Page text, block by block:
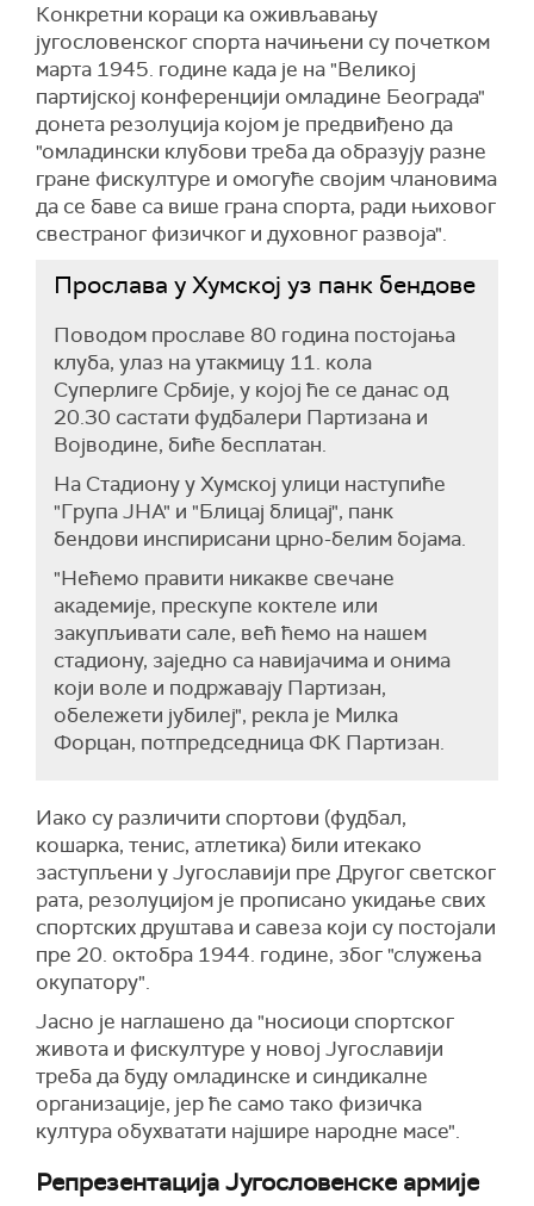
Конкретни кораци ка оживљавању
југословенског спорта начињени су почетком
марта 1945. године када је на "Великој
партијској конференцији омладине Београда"
донета резолуција којом је предвиђено да
"омладински клубови треба да образују разне
гране фискултуре и омогуће својим члановима
да се баве са више грана спорта, ради њиховог
свестраног физичког и духовног развоја".
Прослава у Хумској уз панк бендове
Поводом прославе 80 година постојања
клуба, улаз на утакмицу 11. кола
Суперлиге Србије, у којој ће се данас од
20.30 састати фудбалери Партизана и
Војводине, биће бесплатан.
На Стадиону у Хумској улици наступиће
"Група ЈНА" и "Блицај блицај", панк
бендови инспирисани црно-белим бојама.
"Нећемо правити никакве свечане
академије, прескупе коктеле или
закупљивати сале, већ ћемо на нашем
стадиону, заједно са навијачима и онима
који воле и подржавају Партизан,
обележети јубилеј", рекла је Милка
Форцан, потпредседница ФК Партизан.
Иако су различити спортови (фудбал,
кошарка, тенис, атлетика) били итекако
заступљени у Југославији пре Другог светског
рата, резолуцијом је прописано укидање свих
спортских друштава и савеза који су постојали
пре 20. октобра 1944. године, због "служења
окупатору".
Јасно је наглашено да "носиоци спортског
живота и фискултуре у новој Југославији
треба да буду омладинске и синдикалне
организације, јер ће само тако физичка
култура обухватати најшире народне масе".
Репрезентација Југословенске армије